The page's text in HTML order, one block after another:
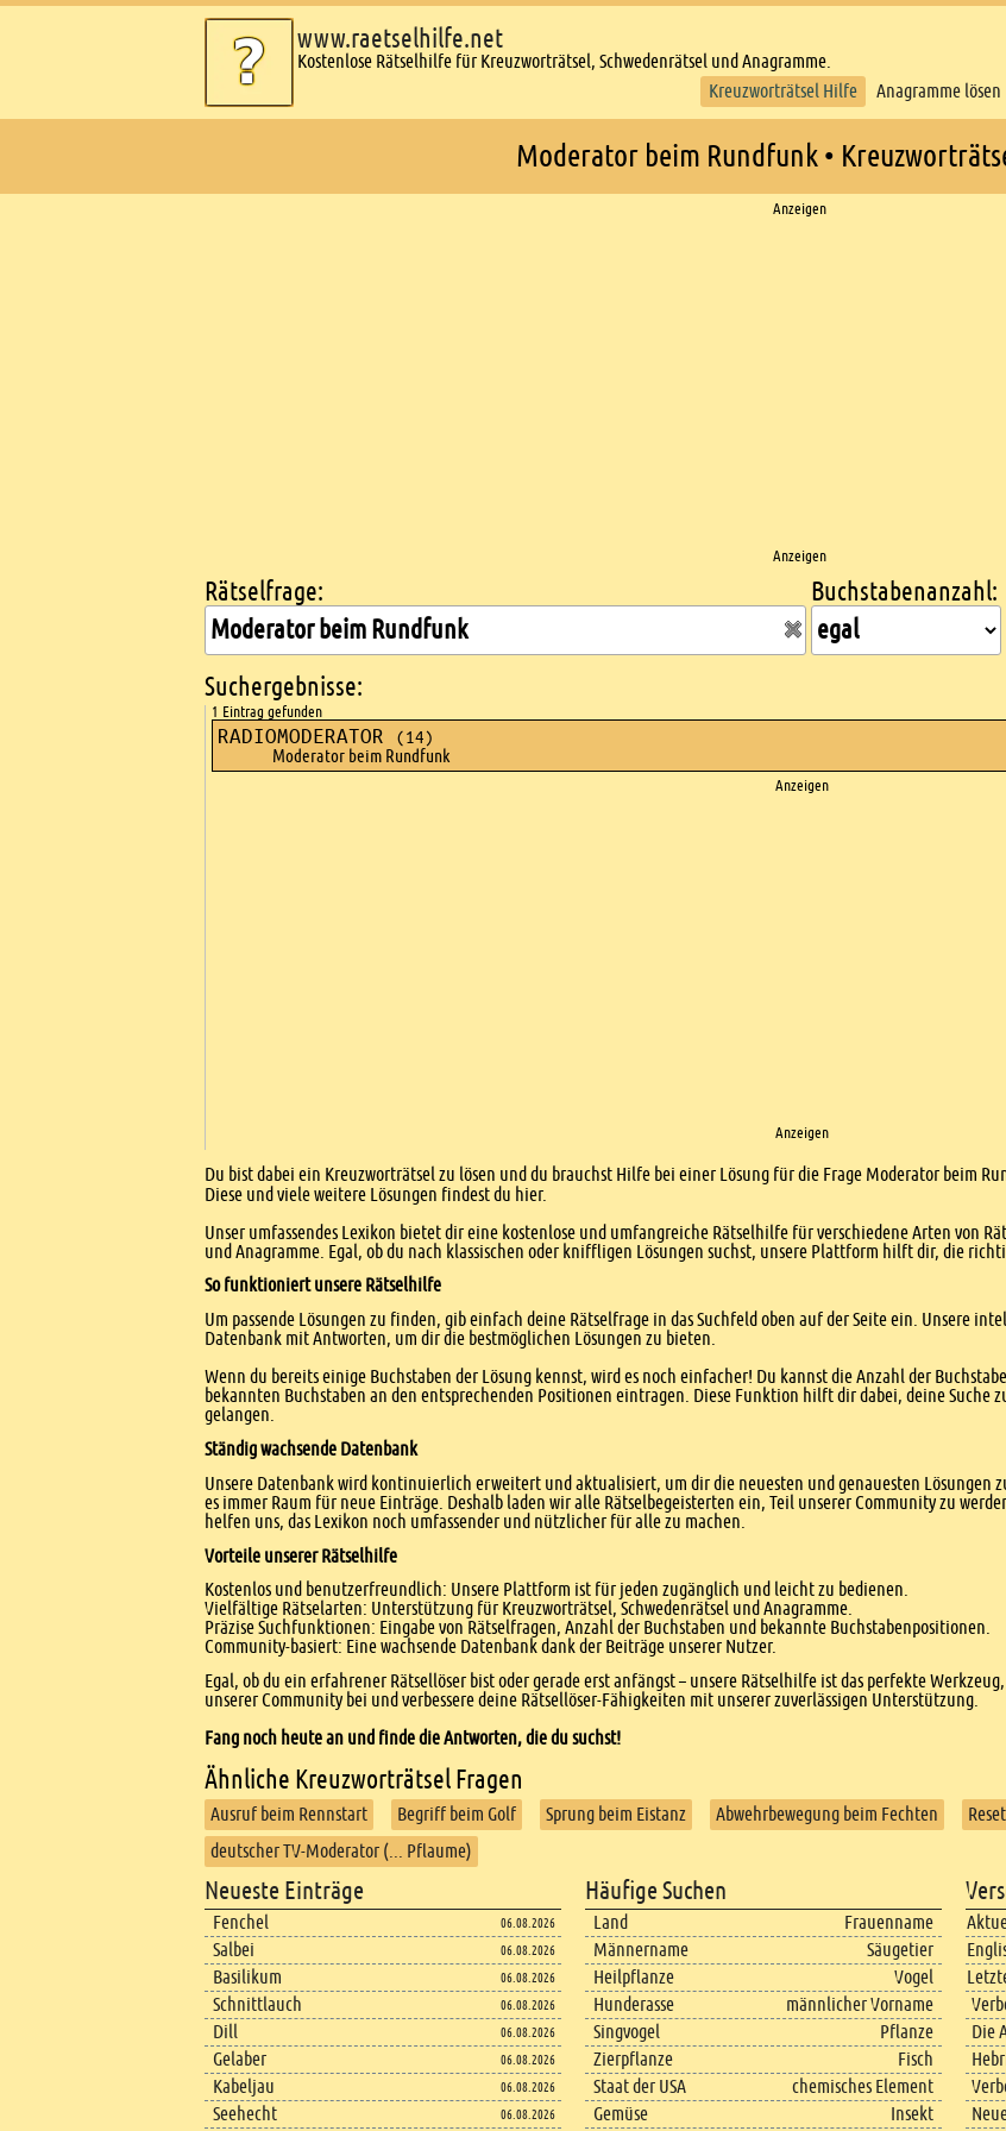
www.raetselhilfe.net
Kostenlose Rätselhilfe für Kreuzworträtsel, Schwedenrätsel und Anagramme.
Kreuzworträtsel Hilfe
Anagramme lösen
Moderator beim Rundfunk •
Anzeigen
Anzeigen
Kreuzworträtsel suchen
Rätselfrage: Buchstabenanzahl:
Suchergebnisse:
1 Eintrag gefunden
RADIOMODERATOR (14)
Moderator beim Rundfunk
Anzeigen
Anzeigen
Einleitung
Du bist dabei ein Kreuzworträtsel zu lösen und du brauchst Hilfe bei einer Lösung für die Frage Moderator beim
Diese und viele weitere Lösungen findest du hier.
Unser umfassendes Lexikon bietet dir eine kostenlose und umfangreiche Rätselhilfe für verschiedene Arten von
und Anagramme. Egal, ob du nach klassischen oder kniffligen Lösungen suchst, unsere Plattform hilft dir, die
So funktioniert unsere Rätselhilfe
Um passende Lösungen zu finden, gib einfach deine Rätselfrage in das Suchfeld oben auf der Seite ein. Unsere
Datenbank mit Antworten, um dir die bestmöglichen Lösungen zu bieten.
Wenn du bereits einige Buchstaben der Lösung kennst, wird es noch einfacher! Du kannst die Anzahl der
bekannten Buchstaben an den entsprechenden Positionen eintragen. Diese Funktion hilft dir dabei, deine Suche
gelangen.
Ständig wachsende Datenbank
Unsere Datenbank wird kontinuierlich erweitert und aktualisiert, um dir die neuesten und genauesten Lösungen
es immer Raum für neue Einträge. Deshalb laden wir alle Rätselbegeisterten ein, Teil unserer Community zu
helfen uns, das Lexikon noch umfassender und nützlicher für alle zu machen.
Vorteile unserer Rätselhilfe
Kostenlos und benutzerfreundlich: Unsere Plattform ist für jeden zugänglich und leicht zu bedienen.
Vielfältige Rätselarten: Unterstützung für Kreuzworträtsel, Schwedenrätsel und Anagramme.
Präzise Suchfunktionen: Eingabe von Rätselfragen, Anzahl der Buchstaben und bekannte Buchstabenpositionen.
Community-basiert: Eine wachsende Datenbank dank der Beiträge unserer Nutzer.
Egal, ob du ein erfahrener Rätsellöser bist oder gerade erst anfängst – unsere Rätselhilfe ist das perfekte
unserer Community bei und verbessere deine Rätsellöser-Fähigkeiten mit unserer zuverlässigen Unterstützung.
Fang noch heute an und finde die Antworten, die du suchst!
Ähnliche Kreuzworträtsel Fragen
Ausruf beim Rennstart Begriff beim Golf Sprung beim Eistanz Abwehrbewegung beim Fechten
deutscher TV-Moderator (... Pflaume)
Footer content
Neueste Einträge
Fenchel 06.08.2026
Salbei 06.08.2026
Basilikum 06.08.2026
Schnittlauch 06.08.2026
Dill 06.08.2026
Gelaber 06.08.2026
Kabeljau 06.08.2026
Seehecht 06.08.2026
Häufige Suchen
Land
Frauenname
Männername
Säugetier
Heilpflanze
Vogel
Hunderasse
männlicher Vorname
Singvogel
Pflanze
Zierpflanze
Fisch
Staat der USA
chemisches Element
Gemüse
Insekt
Die